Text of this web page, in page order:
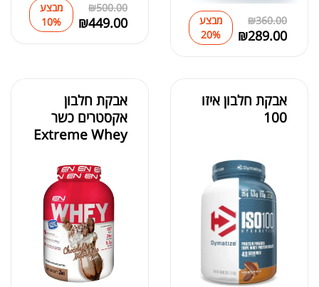
₪360.00
₪289.00
מבצע
20%
₪500.00
₪449.00
מבצע
10%
אבקת חלבון איזו
100
אבקת חלבון
אקסטרים כשר
Extreme Whey